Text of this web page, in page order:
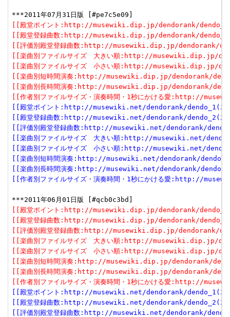
[[殿堂ポイント:http://musewiki.dip.jp/dendorank/
[[殿堂登録曲数:http://musewiki.dip.jp/dendorank/
[[評価別殿堂登録曲数:http://musewiki.dip.jp/dendorank/
[[楽曲別ファイルサイズ　大きい順:http://musewiki.dip.jp/
[[楽曲別ファイルサイズ　小さい順:http://musewiki.dip.jp/
[[楽曲別短時間演奏:http://musewiki.dip.jp/dendorank/
[[楽曲別長時間演奏:http://musewiki.dip.jp/dendorank/
[[作者別ファイルサイズ・演奏時間・1秒にかける愛:http://
[[殿堂ポイント:http://musewiki.net/dendorank/
[[殿堂登録曲数:http://musewiki.net/dendorank/
[[評価別殿堂登録曲数:http://musewiki.net/dendorank/
[[楽曲別ファイルサイズ　大きい順:http://musewiki.net/
[[楽曲別ファイルサイズ　小さい順:http://musewiki.net/
[[楽曲別短時間演奏:http://musewiki.net/dendorank/
[[楽曲別長時間演奏:http://musewiki.net/dendorank/
[[作者別ファイルサイズ・演奏時間・1秒にかける愛:http://
[[殿堂ポイント:http://musewiki.dip.jp/dendorank/
[[殿堂登録曲数:http://musewiki.dip.jp/dendorank/
[[評価別殿堂登録曲数:http://musewiki.dip.jp/dendorank/
[[楽曲別ファイルサイズ　大きい順:http://musewiki.dip.jp/
[[楽曲別ファイルサイズ　小さい順:http://musewiki.dip.jp/
[[楽曲別短時間演奏:http://musewiki.dip.jp/dendorank/
[[楽曲別長時間演奏:http://musewiki.dip.jp/dendorank/
[[作者別ファイルサイズ・演奏時間・1秒にかける愛:http://
[[殿堂ポイント:http://musewiki.net/dendorank/
[[殿堂登録曲数:http://musewiki.net/dendorank/
[[評価別殿堂登録曲数:http://musewiki.net/dendorank/